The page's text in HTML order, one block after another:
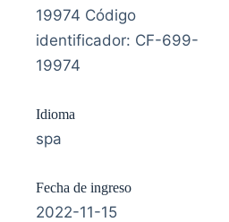
19974 Código
identificador: CF-699-
19974
Idioma
spa
Fecha de ingreso
2022-11-15